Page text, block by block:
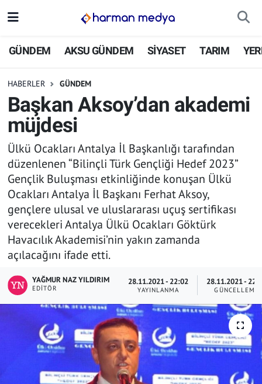
GÜNDEM AKSU GÜNDEM SİYASET TARIM
HABERLER GÜNDEM
Başkan Aksoy’dan akademi
müjdesi
Ülkü Ocakları Antalya İl Başkanlığı tarafından
düzenlenen “Bilinçli Türk Gençliği Hedef 2023”
Gençlik Buluşması etkinliğinde konuşan Ülkü
Ocakları Antalya İl Başkanı Ferhat Aksoy,
gençlere ulusal ve uluslararası uçuş sertifikası
verecekleri Antalya Ülkü Ocakları Göktürk
Havacılık Akademisi’nin yakın zamanda
açılacağını ifade etti.
YAĞMUR NAZ YILDIRIM
EDITÖR
28.11.2021 - 22:02
YAYINLANMA
28.11.2021 -
GÜNCELLEME
GÜNDEM
SİYASET
TARIM
YEREL YÖNETİMLER
EKONOMİ
ASAYİŞ
SPOR
SAĞLIK
YAŞAM
KÜLTÜR SANAT
EĞİTİM
İstanbul Nöbetçi Eczaneler
İstanbul Trafik Yoğunluk Haritası
Süper Lig Puan Durumu ve Fikstür
Tüm Manşetler
Son Dakika Haberleri
Haber Arşivi